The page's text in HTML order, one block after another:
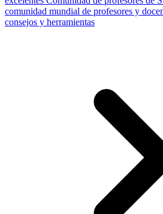
comunidad mundial de profesores y
consejos y herramientas